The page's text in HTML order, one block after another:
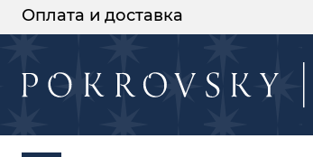
Оплата и доставка
-30%
момента оплаты